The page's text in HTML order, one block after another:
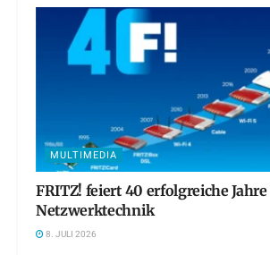
MULTIMEDIA
FRITZ! feiert 40 erfolgreiche
Netzwerktechnik
8. JULI 2026